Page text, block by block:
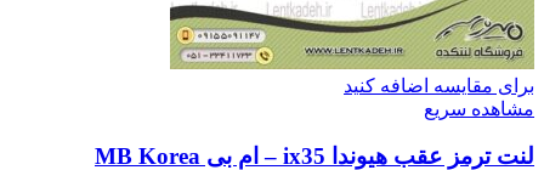
برای مقایسه اضافه کنید
مشاهده سریع
لنت ترمز عقب هیوندا ix35 – ام بی MB Korea